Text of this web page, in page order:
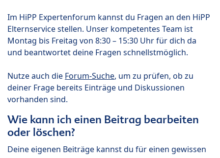
Im HiPP Expertenforum kannst du Fragen an den HiPP
Elternservice stellen. Unser kompetentes Team ist
Montag bis Freitag von 8:30 – 15:30 Uhr für dich da
und beantwortet deine Fragen schnellstmöglich.
Nutze auch die Forum-Suche, um zu prüfen, ob zu
deiner Frage bereits Einträge und Diskussionen
vorhanden sind.
Wie kann ich einen Beitrag bearbeiten
oder löschen?
Deine eigenen Beiträge kannst du für einen gewissen